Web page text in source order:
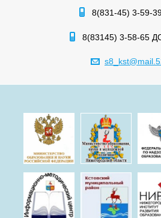
8(831-45) 3-59-
8(83145) 3-58-65